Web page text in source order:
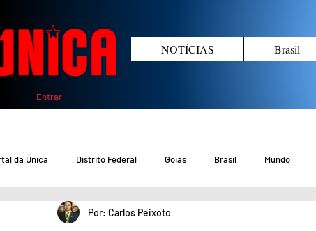
Entrar
NOTÍCIAS Brasil
da Única Distrito Federal Goiás Brasil Mundo
COVID-19 DF COVID-19 Brasil
Por: Carlos Peixoto